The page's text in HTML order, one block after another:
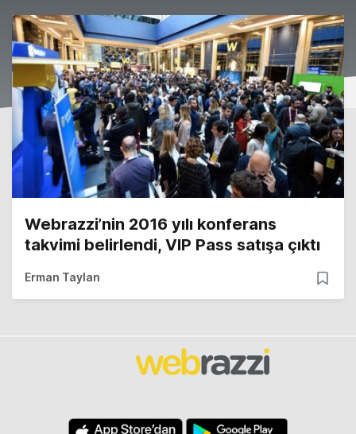
Webrazzi’nin 2016 yılı konferans
takvimi belirlendi, VIP Pass satışa çıktı
Erman Taylan